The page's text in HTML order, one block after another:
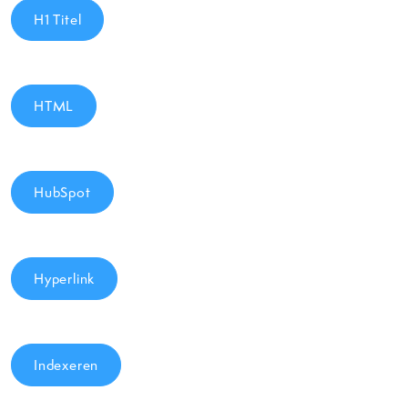
H1 Titel
HTML
HubSpot
Hyperlink
Indexeren